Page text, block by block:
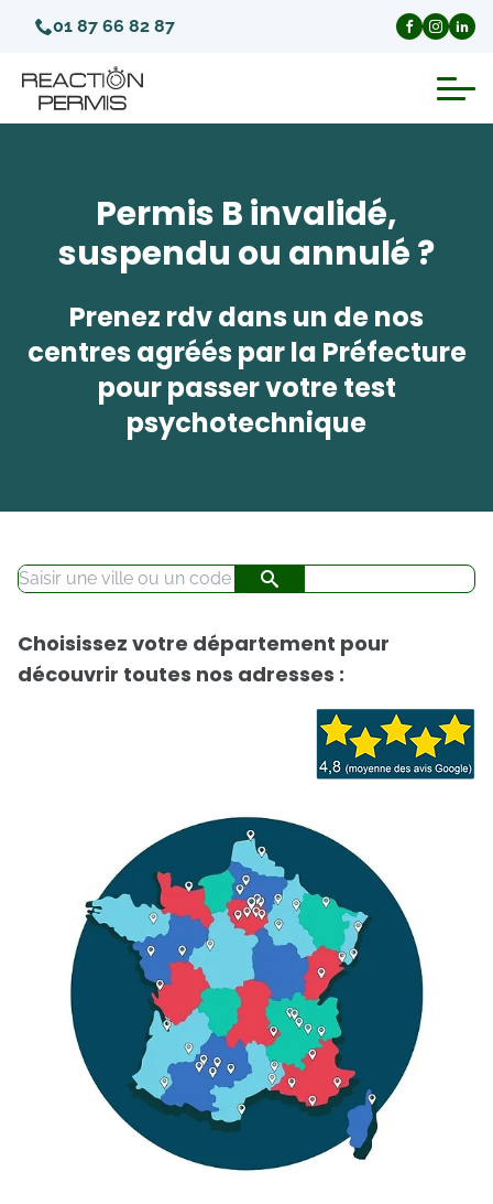
01 87 66 82 87
Invalidation du permis de conduire
Annulation du permis de conduire
Médecins agréés pour le permis
Visite médicale test psychotechnique
Permis B invalidé,
suspendu ou annulé ?
Prenez rdv dans un de nos
centres agréés par la Préfecture
pour passer votre test
psychotechnique
Choisissez votre département pour
découvrir toutes nos adresses :